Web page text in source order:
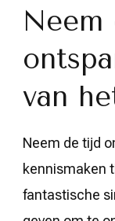
van
Neem de tijd
kennismaken
fantastische